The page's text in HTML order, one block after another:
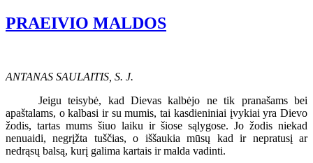
PRAEIVIO MALDOS
ANTANAS SAULAITIS, S. J.
Jeigu teisybė, kad Dievas kalbėjo ne tik pranašams bei
apaštalams, o kalbasi ir su mumis, tai kasdieniniai įvykiai yra Dievo
žodis, tartas mums šiuo laiku ir šiose sąlygose. Jo žodis niekad
nenuaidi, negrįžta tuščias, o iššaukia mūsų kad ir nepratusį ar
nedrąsų balsą, kurį galima kartais ir malda vadinti.